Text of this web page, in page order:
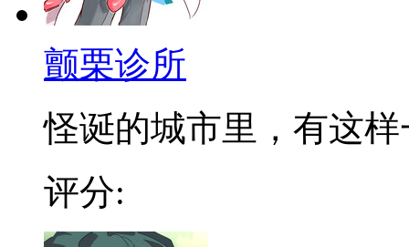
颤栗诊所
怪诞的城市里，有这样
评分: